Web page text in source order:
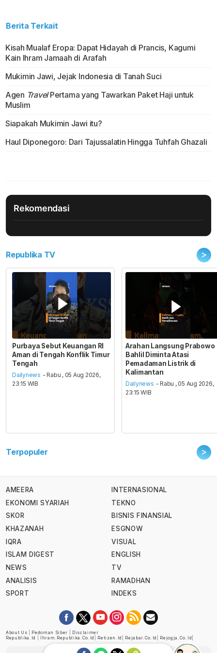
Berita Terkait
Kisah Mualaf Eropa: Dapat Hidayah di Prancis, Kagumi
Kain Ihram Jamaah di Arafah
Mukimin Jawi, Jejak Indonesia di Tanah Suci
Agen TravelPertama yang Tawarkan Paket Haji untuk
Muslim
Siapakah Mukimin Jawi itu?
Haul Diponegoro: Dari Tajussalatin Hingga Tuhfah Ghazali
Rekomendasi
Republika TV >
Purbaya Sebut Keuangan RI
Aman di Tengah Konflik Timur
Tengah
Dailynews - Rabu , 05 Aug 2026,
23:15 WIB
Arahan Langsung Prabowo
Bahlil Diminta Atasi
Pemadaman Listrik di
Kalimantan
Dailynews - Rabu , 05 Aug 2026,
23:15 WIB
Terpopuler >
AMEERA
EKONOMI SYARIAH
SKOR
KHAZANAH
IQRA
ISLAM DIGEST
NEWS
ANALISIS
SPORT
INTERNASIONAL
TEKNO
BISNIS FINANSIAL
ESGNOW
VISUAL
ENGLISH
TV
RAMADHAN
INDEKS
About Us Pedoman Siber
Disclaimer
Republika.id
Ihram.republika.co.id Retizen.id Rejabar.co.id Rejogja.co.id